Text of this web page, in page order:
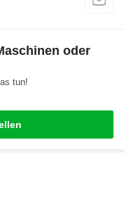
oder
tun!